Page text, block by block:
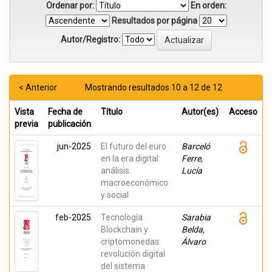
Ordenar por:
En orden:
Resultados por página
Autor/Registro:
Mostrando resultados 10 a 12 de 12
< Anterior
Vista
previa
Fecha de
publicación
Título Autor(es) Acceso
jun-2025
El futuro del euro
en la era digital:
análisis
macroeconómico
y social
Barceló
Ferre,
Lucía
feb-2025
Tecnología
Blockchain y
criptomonedas:
revolución digital
del sistema
Sarabia
Belda,
Álvaro